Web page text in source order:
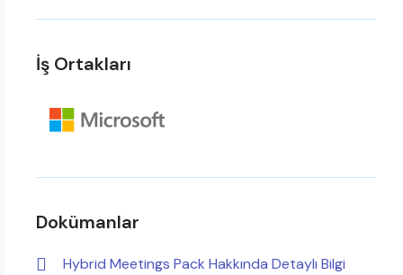
İş Ortakları
Dokümanlar
Hybrid Meetings Pack​​ Hakkında Detaylı Bilgi